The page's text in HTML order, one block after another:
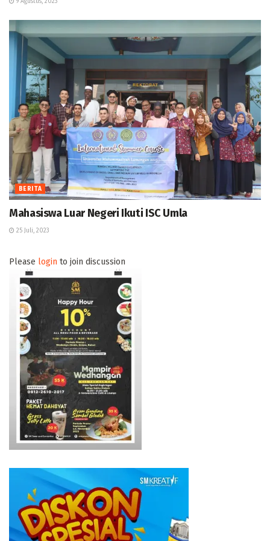
BERITA
Mahasiswa Luar Negeri Ikuti ISC Umla
25 Juli, 2023
Please login to join discussion